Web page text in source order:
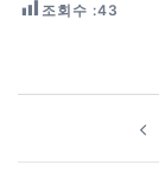
조회수 :43
Post navigation